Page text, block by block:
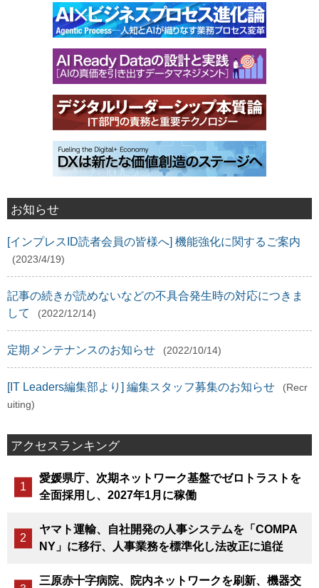
お知らせ
[インプレスID読者会員の皆様へ] 機能強化に関するご案内
(2023/4/19)
記事の続きが読めないなどの不具合発生時の対応につきま
して
(2022/12/14)
定期メンテナンスのお知らせ (2022/10/14)
[IT Leaders編集部より] 編集スタッフ募集のお知らせ
(Recr
uiting)
アクセスランキング
愛媛県庁、次期ネットワーク基盤でゼロトラストを
全面採用し、2027年1月に稼働
ヤマト運輸、自社開発の人事システムを「COMPA
NY」に移行、人事業務を標準化し法改正に追従
三原赤十字病院、院内ネットワークを刷新、機器交